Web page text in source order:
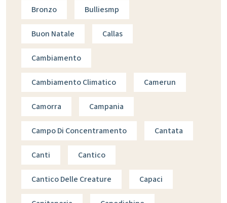
Bronzo Bulliesmp
Buon Natale Callas
Cambiamento
Cambiamento Climatico Camerun
Camorra Campania
Campo Di Concentramento Cantata
Canti Cantico
Cantico Delle Creature Capaci